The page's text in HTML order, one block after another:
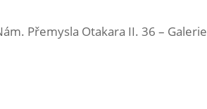
Přemysla Otakara II. 36 – Galerie